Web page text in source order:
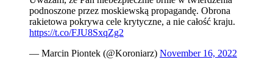
podnoszone przez moskiewską propagandę. Obrona
rakietowa pokrywa cele krytyczne, a nie całość kraju.
https://t.co/FJU8SxqZg2
— Marcin Piontek (@Koroniarz) November 16, 2022